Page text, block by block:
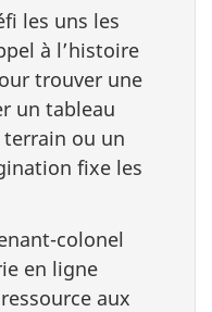
les uns les
à l’histoire
trouver une
un tableau
ou un
fixe les
colonel
en ligne
aux